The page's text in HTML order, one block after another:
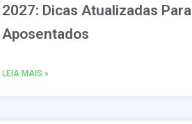
2027: Dicas Atualizadas Para
Aposentados
LEIA MAIS »